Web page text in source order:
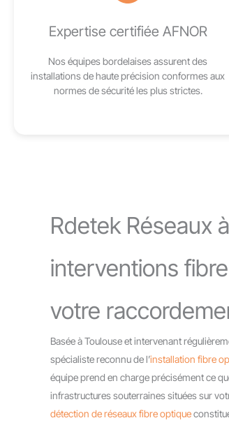
Expertise certifiée AFNOR
Nos équipes bordelaises assurent des
installations de haute précision conformes aux
normes de sécurité les plus strictes.
Rdetek Réseaux
interventions
votre
Basée à Toulouse et intervenant
spécialiste reconnu de l’installation fibre
équipe prend en charge précisément ce
infrastructures souterraines situées sur
détection de réseaux fibre optique